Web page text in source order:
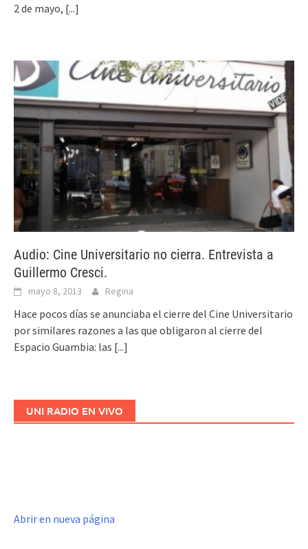
2 de mayo, [...]
Audio: Cine Universitario no cierra. Entrevista a
Guillermo Cresci.
mayo 8, 2013 Regina
Hace pocos días se anunciaba el cierre del Cine Universitario
por similares razones a las que obligaron al cierre del
Espacio Guambia: las [...]
UNI RADIO EN VIVO
Abrir en nueva página